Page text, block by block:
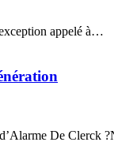
appelé à…
De Clerck